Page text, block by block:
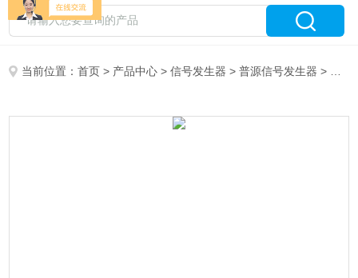
当前位置：首页 > 产品中心 >信号发生器 >普源信号发生器 > DG6054普源信号发生器